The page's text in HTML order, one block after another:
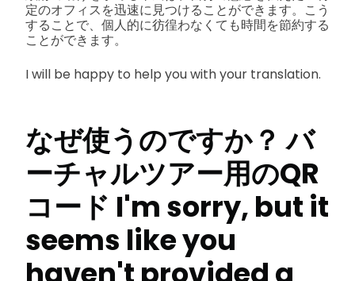
定のオフィスを迅速に見つけることができます。こう
することで、個人的に彷徨わなくても時間を節約する
ことができます。
I will be happy to help you with your translation.
なぜ使うのですか？バ
ーチャルツアー用のQR
コード I'm sorry, but it
seems like you